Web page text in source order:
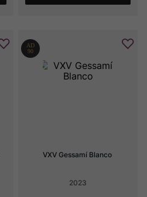
VXV Gessamí Blanco
2023